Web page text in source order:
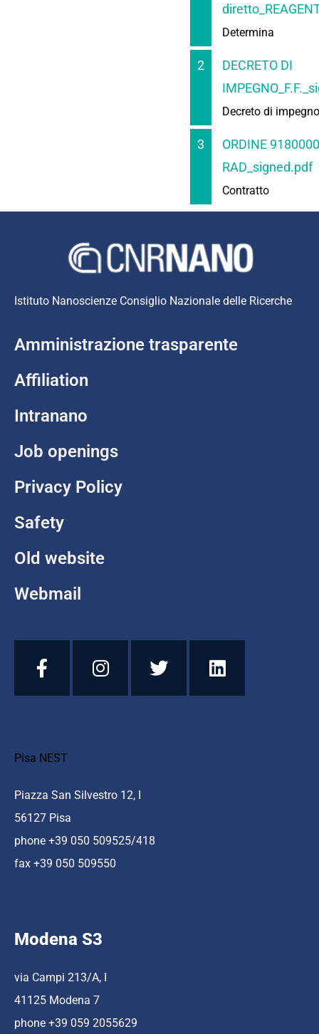
Determina
2
DECRETO DI
Decreto di impegno
3
ORDINE
RAD_signed.pdf
Contratto
Istituto Nanoscienze Consiglio Nazionale delle Ricerche
Amministrazione trasparente
Affiliation
Intranano
Job openings
Privacy Policy
Safety
Old website
Webmail
Pisa NEST
Piazza San Silvestro 12, I
56127 Pisa
phone +39 050 509525/418
fax +39 050 509550
Modena S3
via Campi 213/A, I
41125 Modena 7
phone +39 059 2055629